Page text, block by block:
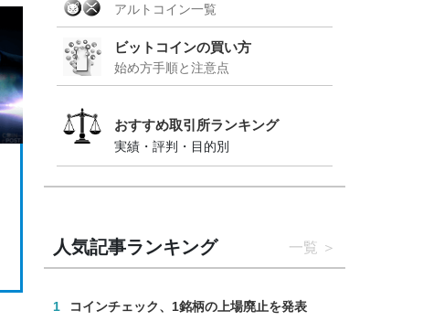
アルトコイン一覧
ビットコインの買い方
始め方手順と注意点
おすすめ取引所ランキング
実績・評判・目的別
人気記事ランキング 一覧
1 コインチェック、1銘柄の上場廃止を発表